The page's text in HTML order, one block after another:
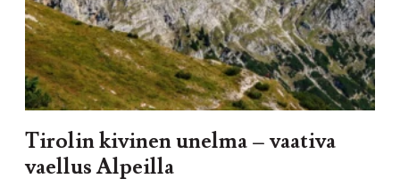
Tirolin kivinen unelma – vaativa
vaellus Alpeilla